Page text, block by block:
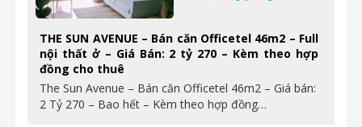
THE SUN AVENUE – Bán căn Officetel 46m2 – Full
nội thất ở – Giá Bán: 2 tỷ 270 – Kèm theo hợp
đồng cho thuê
The Sun Avenue – Bán căn Officetel 46m2 – Giá bán:
2 Tỷ 270 – Bao hết – Kèm theo hợp đồng…